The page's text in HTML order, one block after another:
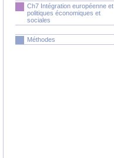
Ch7 Intégration européenne et
politiques économiques et
sociales
Méthodes